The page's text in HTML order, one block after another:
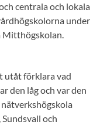
centrala och lokala
under
Mitthögskolan.
utåt förklara vad
den låg och var den
och